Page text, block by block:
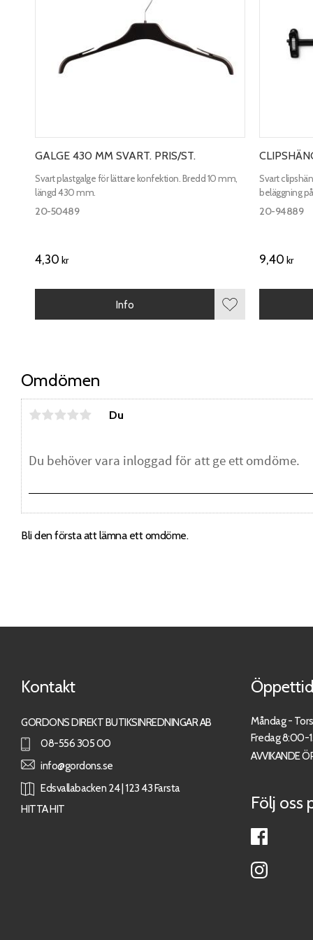
Omdömen
Du
Bli den första att lämna ett omdöme.
GALGE 430 MM SVART. PRIS/ST.
Svart plastgalge för lättare konfektion. Bredd 10 mm,
längd 430 mm.
20-50489
4,30 kr
Lägg till i favoriter
Info
Svart
beläggning
20-94889
9,40 kr
Kontakt
GORDONS DIREKT BUTIKSINREDNINGAR AB
08-556 305 00
info@gordons.se
Edsvallabacken 24 | 123 43 Farsta
HITTA HIT
Måndag -
Fredag 8:00-
AVVIKANDE
Följ oss